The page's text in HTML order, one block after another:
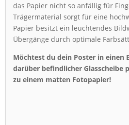
das Papier nicht so anfällig für
Trägermaterial sorgt für eine
Papier besitzt ein leuchtendes
Übergänge durch optimale
Möchtest du dein Poster in einen
darüber befindlicher Glasscheibe
zu einem matten Fotopapier!